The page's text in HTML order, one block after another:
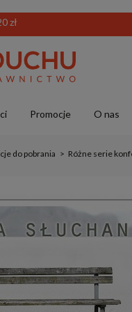
zł
Promocje O nas
do pobrania > Różne serie